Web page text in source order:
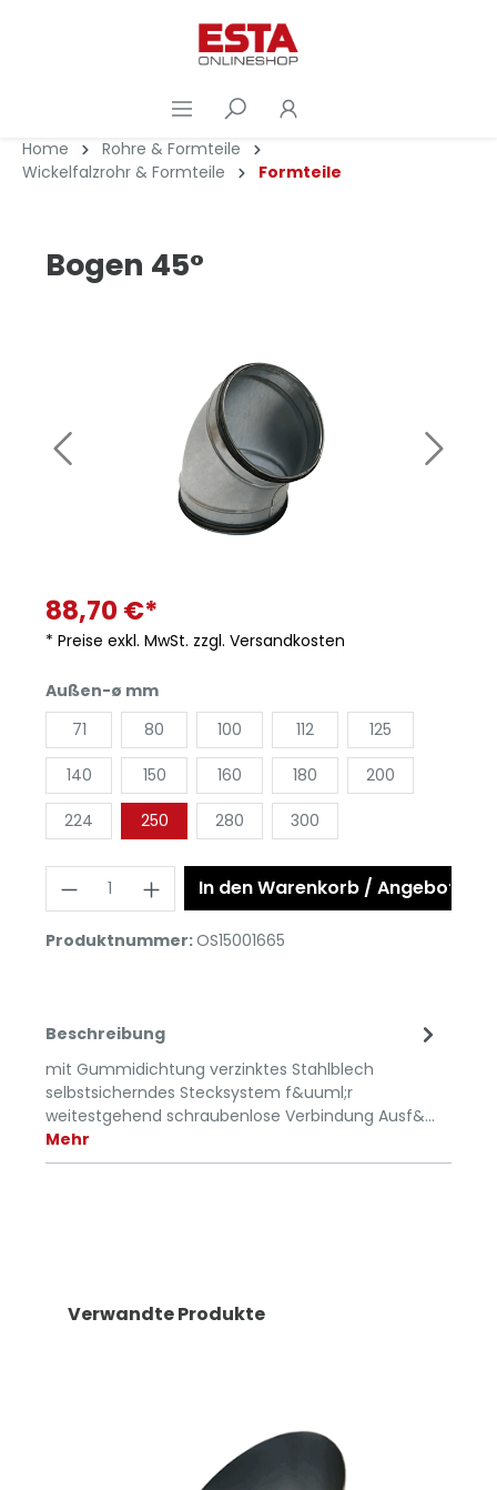
Home
Rohre & Formteile
Wickelfalzrohr & Formteile
Formteile
Bogen 45°
88,70 €*
* Preise exkl. MwSt. zzgl. Versandkosten
Außen-ø mm
71
80 100 112 125
140 150 160 180 200
224 250 280 300
In den Warenkorb / Angebot
Produktnummer:OS15001665
Beschreibung
mit Gummidichtung verzinktes Stahlblech
selbstsicherndes Stecksystem f&uuml;r
weitestgehend schraubenlose Verbindung Ausf&…
Mehr
Verwandte Produkte